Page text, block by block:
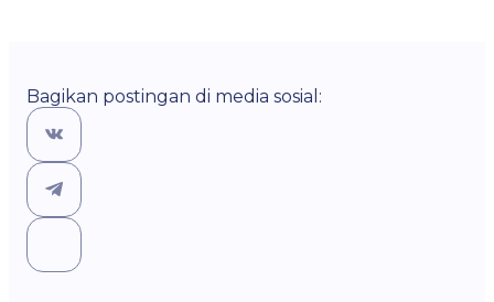
Bagikan postingan di media sosial: